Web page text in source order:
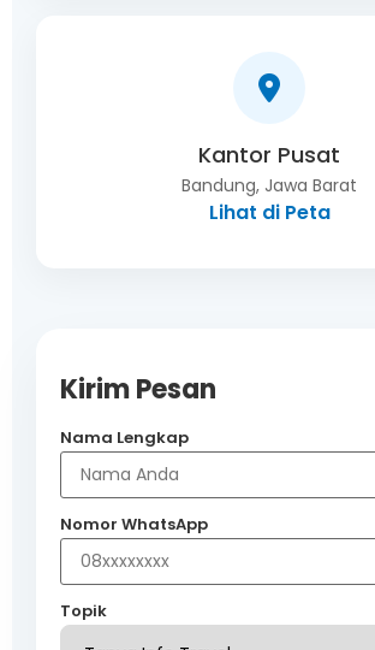
Kantor Pusat
Bandung, Jawa Barat
Lihat di Peta
Kirim Pesan
Nama Lengkap
Nomor WhatsApp
Topik